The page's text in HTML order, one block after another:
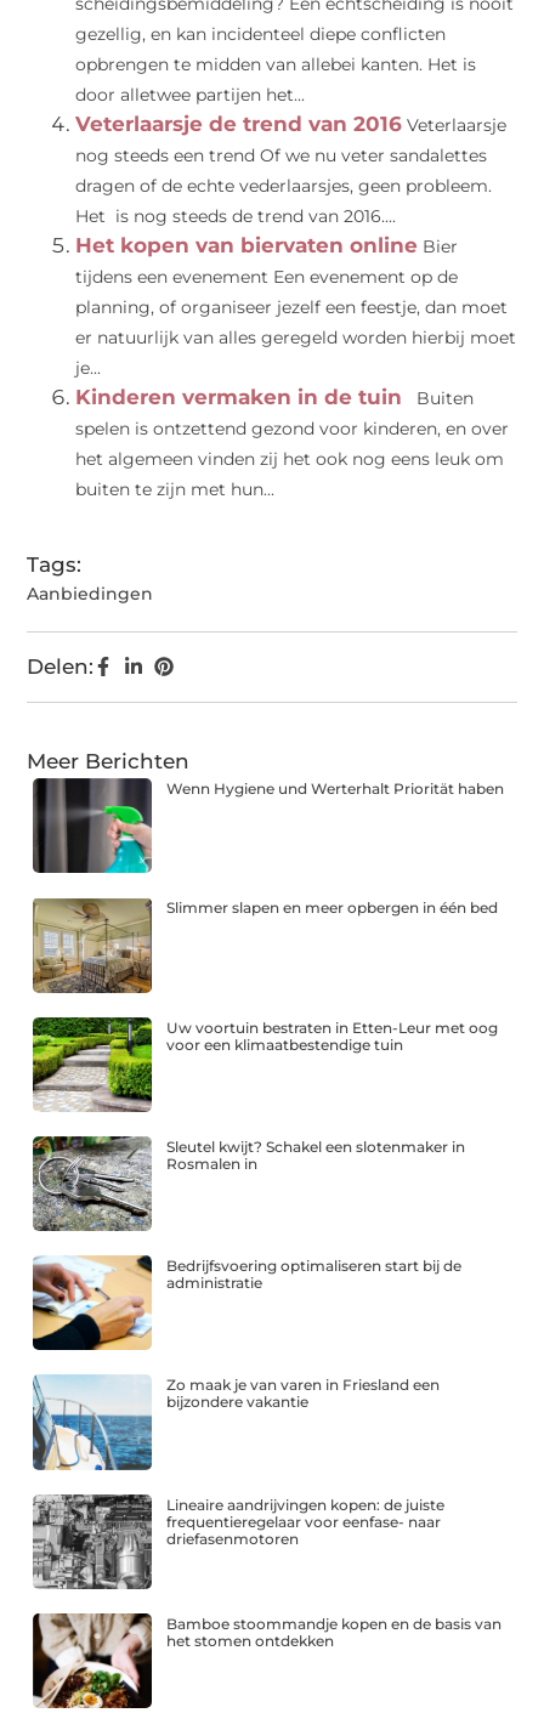
gezellig, en kan incidenteel diepe conflicten
opbrengen te midden van allebei kanten. Het is
door alletwee partijen het...
Veterlaarsje de trend van 2016 Veterlaarsje
nog steeds een trend Of we nu veter sandalettes
dragen of de echte vederlaarsjes, geen probleem.
Het is nog steeds de trend van 2016....
Het kopen van biervaten online Bier
tijdens een evenement Een evenement op de
planning, of organiseer jezelf een feestje, dan moet
er natuurlijk van alles geregeld worden hierbij moet
je...
Kinderen vermaken in de tuin
Buiten
spelen is ontzettend gezond voor kinderen, en over
het algemeen vinden zij het ook nog eens leuk om
buiten te zijn met hun...
Tags:
Aanbiedingen
Delen:
Meer Berichten
Wenn Hygiene und Werterhalt Priorität haben
Slimmer slapen en meer opbergen in één bed
Uw voortuin bestraten in Etten-Leur met oog
voor een klimaatbestendige tuin
Sleutel kwijt? Schakel een slotenmaker in
Rosmalen in
Bedrijfsvoering optimaliseren start bij de
administratie
Zo maak je van varen in Friesland een
bijzondere vakantie
Lineaire aandrijvingen kopen: de juiste
frequentieregelaar voor eenfase- naar
driefasenmotoren
Bamboe stoommandje kopen en de basis van
het stomen ontdekken